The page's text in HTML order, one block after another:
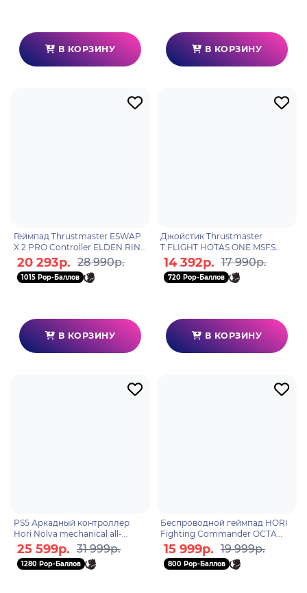
В КОРЗИНУ В КОРЗИНУ
Геймпад Thrustmaster ESWAP
X 2 PRO Controller ELDEN RING
Edition, Xbox One, Xbox X, Xbox
S, ПК
20 293р. 28 990р.
1015 Pop-Баллов
В КОРЗИНУ
Джойстик Thrustmaster
T.FLIGHT HOTAS ONE MSFS
SPECIAL EDITION - Xbox Series,
Xbox One, ПК
14 392р. 17 990р.
720 Pop-Баллов
В КОРЗИНУ
PS5 Аркадный контроллер
Hori Nolva mechanical all-
button arcade PS5,PS4,ПК
(SPF-049E)
25 599р. 31 999р.
1280 Pop-Баллов
Беспроводной геймпад HORI
Fighting Commander OCTA
PRO wireless, PS5, PS4, ПК
(SPF-040E)
15 999р. 19 999р.
800 Pop-Баллов